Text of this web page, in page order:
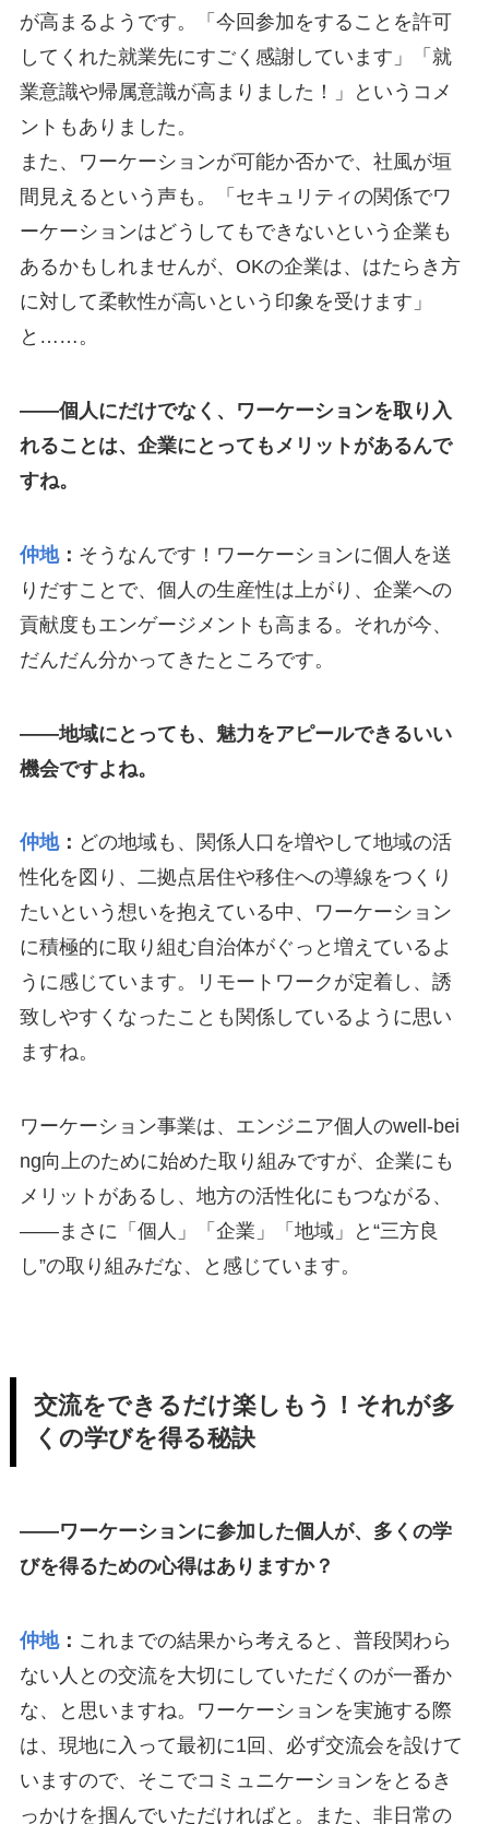
が高まるようです。「今回参加をすることを許可
してくれた就業先にすごく感謝しています」「就
業意識や帰属意識が高まりました！」というコメ
ントもありました。
また、ワーケーションが可能か否かで、社風が垣
間見えるという声も。「セキュリティの関係でワ
ーケーションはどうしてもできないという企業も
あるかもしれませんが、OKの企業は、はたらき方
に対して柔軟性が高いという印象を受けます」
と……。
――個人にだけでなく、ワーケーションを取り入
れることは、企業にとってもメリットがあるんで
すね。
仲地： そうなんです！ワーケーションに個人を送
りだすことで、個人の生産性は上がり、企業への
貢献度もエンゲージメントも高まる。それが今、
だんだん分かってきたところです。
――地域にとっても、魅力をアピールできるいい
機会ですよね。
仲地： どの地域も、関係人口を増やして地域の活
性化を図り、二拠点居住や移住への導線をつくり
たいという想いを抱えている中、ワーケーション
に積極的に取り組む自治体がぐっと増えているよ
うに感じています。リモートワークが定着し、誘
致しやすくなったことも関係しているように思い
ますね。
ワーケーション事業は、エンジニア個人のwell-bei
ng向上のために始めた取り組みですが、企業にも
メリットがあるし、地方の活性化にもつながる、
――まさに「個人」「企業」「地域」と“三方良
し”の取り組みだな、と感じています。
交流をできるだけ楽しもう！それが多
くの学びを得る秘訣
――ワーケーションに参加した個人が、多くの学
びを得るための心得はありますか？
仲地： これまでの結果から考えると、普段関わら
ない人との交流を大切にしていただくのが一番か
な、と思いますね。ワーケーションを実施する際
は、現地に入って最初に1回、必ず交流会を設けて
いますので、そこでコミュニケーションをとるき
っかけを掴んでいただければと。また、非日常の